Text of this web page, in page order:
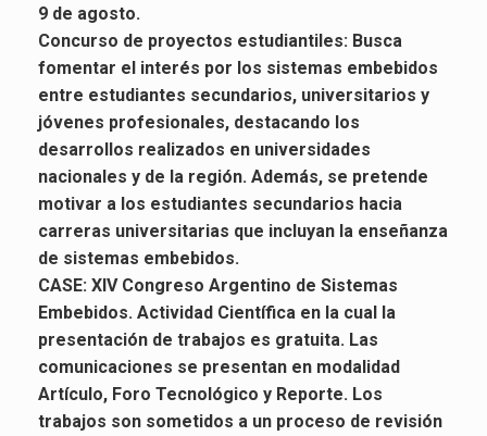
9 de agosto.
Concurso de proyectos estudiantiles: Busca
fomentar el interés por los sistemas embebidos
entre estudiantes secundarios, universitarios y
jóvenes profesionales, destacando los
desarrollos realizados en universidades
nacionales y de la región. Además, se pretende
motivar a los estudiantes secundarios hacia
carreras universitarias que incluyan la enseñanza
de sistemas embebidos.
CASE: XIV Congreso Argentino de Sistemas
Embebidos. Actividad Científica en la cual la
presentación de trabajos es gratuita. Las
comunicaciones se presentan en modalidad
Artículo, Foro Tecnológico y Reporte. Los
trabajos son sometidos a un proceso de revisión